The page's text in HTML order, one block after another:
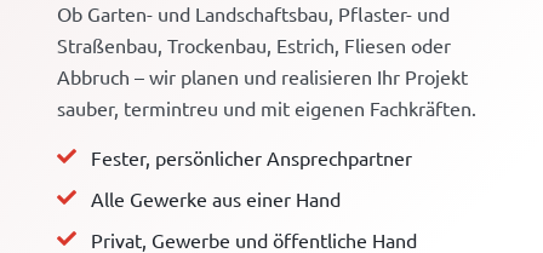
Ob Garten- und Landschaftsbau, Pflaster- und
Straßenbau, Trockenbau, Estrich, Fliesen oder
Abbruch – wir planen und realisieren Ihr Projekt
sauber, termintreu und mit eigenen Fachkräften.
Fester, persönlicher Ansprechpartner
Alle Gewerke aus einer Hand
Privat, Gewerbe und öffentliche Hand